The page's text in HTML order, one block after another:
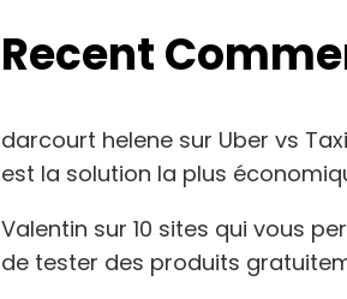
Recent
darcourt helene sur Uber vs
est la solution la plus
Valentin sur 10 sites qui vous
de tester des produits